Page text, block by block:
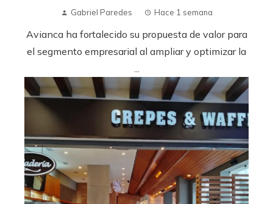
Gabriel Paredes Hace 1 semana
Avianca ha fortalecido su propuesta de valor para
el segmento empresarial al ampliar y optimizar la